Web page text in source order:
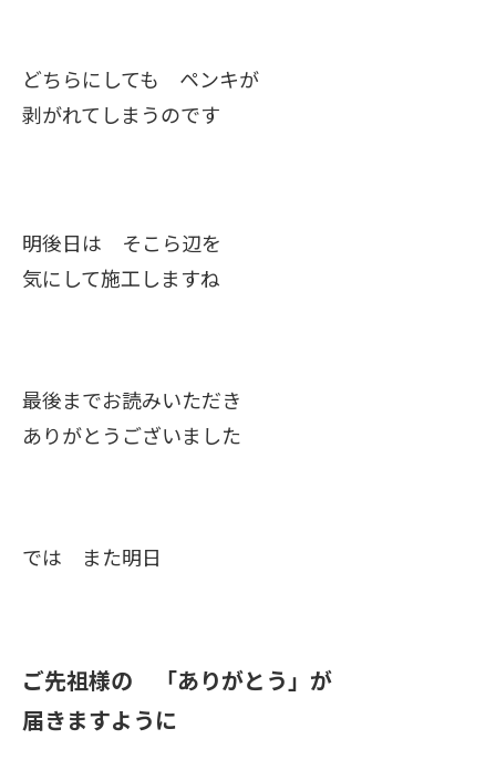
どちらにしても ペンキが
剥がれてしまうのです
明後日は そこら辺を
気にして施工しますね
最後までお読みいただき
ありがとうございました
では また明日
ご先祖様の 「ありがとう」が
届きますように